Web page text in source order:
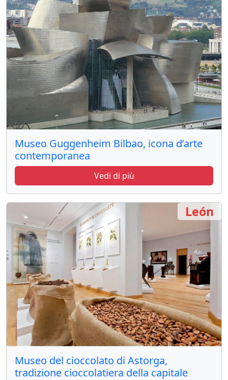
Museo Guggenheim Bilbao, icona d’arte
contemporanea
Vedi di più
Museo del cioccolato di Astorga,
tradizione cioccolatiera della capitale
León